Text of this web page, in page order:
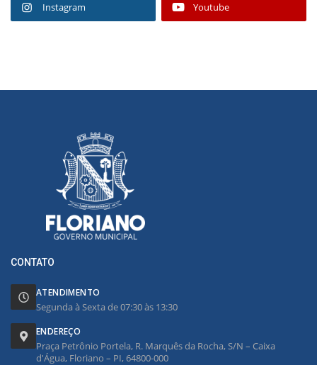
Instagram Youtube
CONTATO
ATENDIMENTO
Segunda à Sexta de 07:30 às 13:30
ENDEREÇO
Praça Petrônio Portela, R. Marquês da Rocha, S/N – Caixa
d'Água, Floriano – PI, 64800-000